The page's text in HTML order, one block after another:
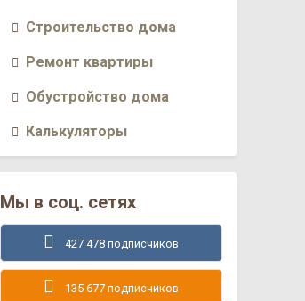
Строительство дома
Ремонт квартиры
Обустройство дома
Калькуляторы
Мы в соц. сетях
427 478 подписчиков
135 677 подписчиков